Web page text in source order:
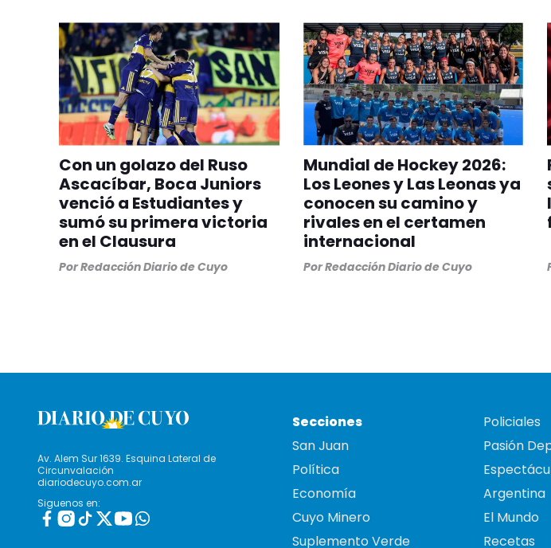
Con un golazo del Ruso
Ascacíbar, Boca Juniors
venció a Estudiantes y
sumó su primera victoria
en el Clausura
PorRedacción Diario de Cuyo
Mundial de Hockey 2026:
Los Leones y Las Leonas ya
conocen su camino y
rivales en el certamen
internacional
PorRedacción Diario de Cuyo
Av. Alem Sur 1639. Esquina Lateral de
Circunvalación
diariodecuyo.com.ar
Siguenos en:
Secciones
San Juan
Política
Economía
Cuyo Minero
Suplemento Verde
Policiales
Pasión
Argentina
El Mundo
Recetas